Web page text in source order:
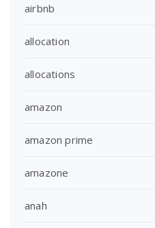
airbnb
allocation
allocations
amazon
amazon prime
amazone
anah